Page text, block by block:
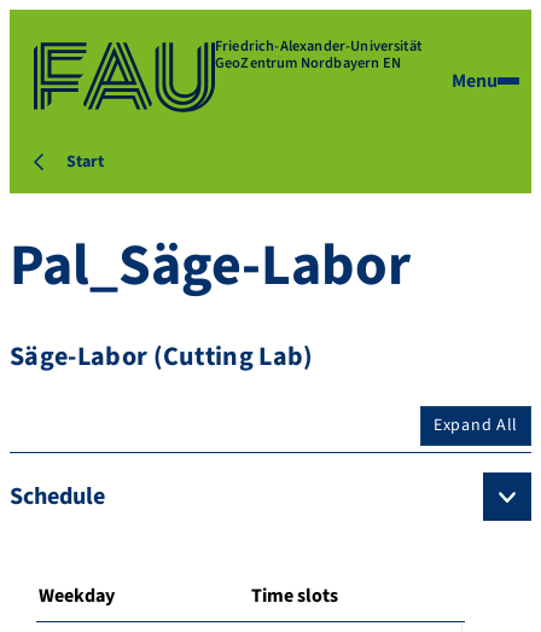
Friedrich-Alexander-Universität
GeoZentrum Nordbayern EN
Menu
Start
Pal_Säge-Labor
Säge-Labor (Cutting Lab)
Expand All
Schedule
Weekday Time slots